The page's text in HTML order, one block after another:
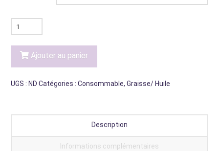
quantité
de
Graisse
extrême
pour
Ajouter au panier
UGS : ND Catégories :Consommable,Graisse/ Huile
Description
Informations complémentaires